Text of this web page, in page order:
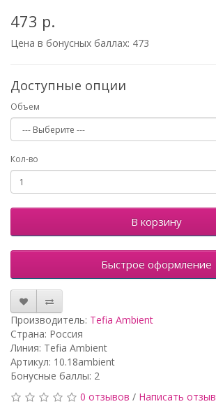
473 р.
Цена в бонусных баллах: 473
Доступные опции
Объем
Кол-во
В корзину
Быстрое оформление
Производитель: Tefia Ambient
Страна: Россия
Линия: Tefia Ambient
Артикул: 10.18ambient
Бонусные баллы: 2
0 отзывов / Написать отзыв